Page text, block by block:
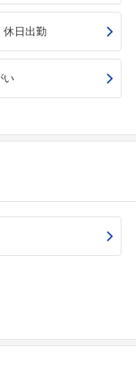
休日出勤
い